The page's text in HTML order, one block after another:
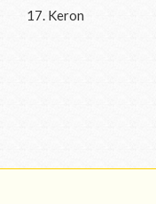
17. Keron